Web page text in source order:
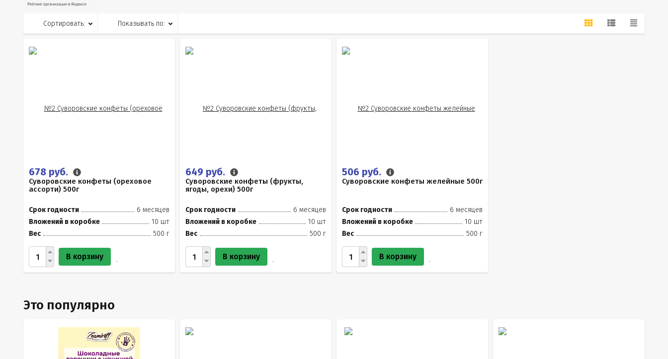
Сортировать: Показывать по:
678 руб.
Суворовские конфеты (ореховое
ассорти) 500г
Срок годности
6 месяцев
Вложений в коробке
10 шт
Вес
500 г
В корзину
649 руб.
Суворовские конфеты (фрукты,
ягоды, орехи) 500г
Срок годности
6 месяцев
Вложений в коробке
10 шт
Вес
500 г
В корзину
506 руб.
Суворовские конфеты желейные 500г
Срок годности
6 месяцев
Вложений в коробке
10 шт
Вес
500 г
В корзину
Это популярно